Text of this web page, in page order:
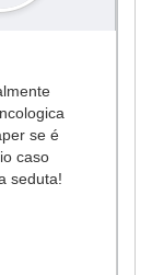
se é
caso
seduta!